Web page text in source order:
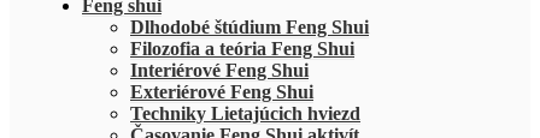
Feng shui
Dlhodobé štúdium Feng Shui
Filozofia a teória Feng Shui
Interiérové Feng Shui
Exteriérové Feng Shui
Techniky Lietajúcich hviezd